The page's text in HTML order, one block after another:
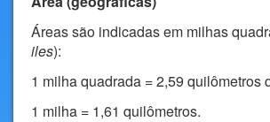
Áreas são indicadas em milhas
iles):
1 milha quadrada = 2,59 quilômetros
1 milha = 1,61 quilômetros.